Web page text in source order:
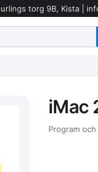
torg 9B, Kista |
iMac
Program